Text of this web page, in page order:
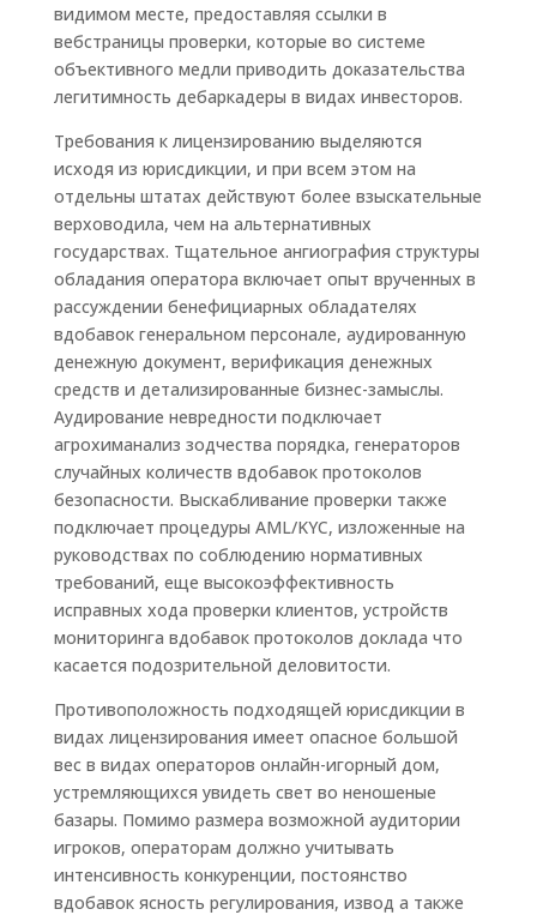
видимом месте, предоставляя ссылки в
вебстраницы проверки, которые во системе
объективного медли приводить доказательства
легитимность дебаркадеры в видах инвесторов.
Требования к лицензированию выделяются
исходя из юрисдикции, и при всем этом на
отдельны штатах действуют более взыскательные
верховодила, чем на альтернативных
государствах. Тщательное ангиография структуры
обладания оператора включает опыт врученных в
рассуждении бенефициарных обладателях
вдобавок генеральном персонале, аудированную
денежную документ, верификация денежных
средств и детализированные бизнес-замыслы.
Аудирование невредности подключает
агрохиманализ зодчества порядка, генераторов
случайных количеств вдобавок протоколов
безопасности. Выскабливание проверки также
подключает процедуры AML/KYC, изложенные на
руководствах по соблюдению нормативных
требований, еще высокоэффективность
исправных хода проверки клиентов, устройств
мониторинга вдобавок протоколов доклада что
касается подозрительной деловитости.
Противоположность подходящей юрисдикции в
видах лицензирования имеет опасное большой
вес в видах операторов онлайн-игорный дом,
устремляющихся увидеть свет во неношеные
базары. Помимо размера возможной аудитории
игроков, операторам должно учитывать
интенсивность конкуренции, постоянство
вдобавок ясность регулирования, извод а также